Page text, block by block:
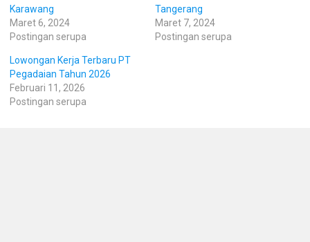
Karawang
Maret 6, 2024
Postingan serupa
Tangerang
Maret 7, 2024
Postingan serupa
Lowongan Kerja Terbaru PT
Pegadaian Tahun 2026
Februari 11, 2026
Postingan serupa